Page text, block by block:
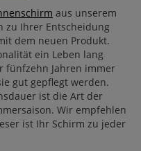
aus unserem
zu Ihrer Entscheidung
dem neuen Produkt.
ein Leben lang
fünfzehn Jahren immer
gut gepflegt werden.
ist die Art der
Wir empfehlen
ist Ihr Schirm zu jeder